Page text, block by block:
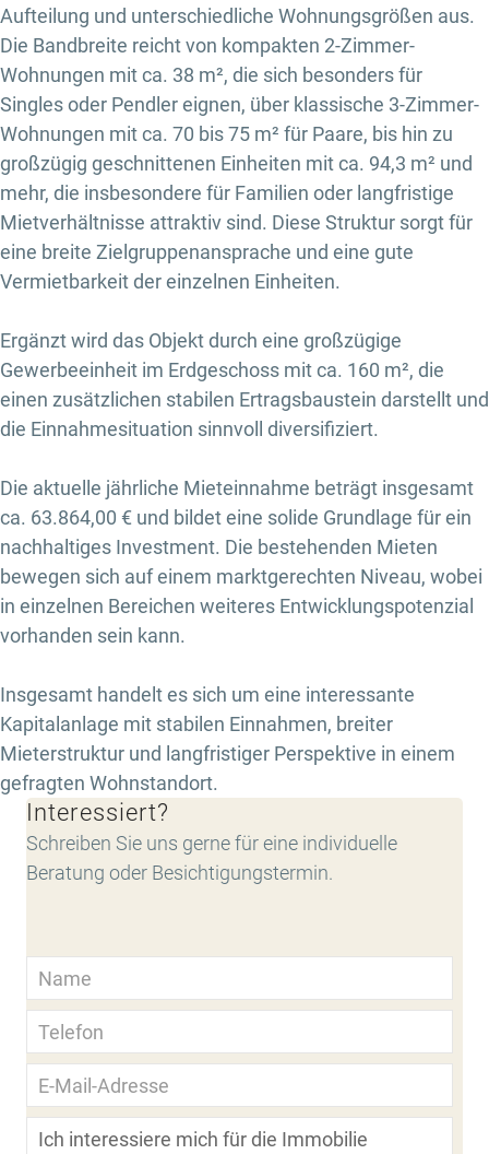
Aufteilung und unterschiedliche Wohnungsgrößen aus.
Die Bandbreite reicht von kompakten 2-Zimmer-
Wohnungen mit ca. 38 m², die sich besonders für
Singles oder Pendler eignen, über klassische 3-Zimmer-
Wohnungen mit ca. 70 bis 75 m² für Paare, bis hin zu
großzügig geschnittenen Einheiten mit ca. 94,3 m² und
mehr, die insbesondere für Familien oder langfristige
Mietverhältnisse attraktiv sind. Diese Struktur sorgt für
eine breite Zielgruppenansprache und eine gute
Vermietbarkeit der einzelnen Einheiten.
Ergänzt wird das Objekt durch eine großzügige
Gewerbeeinheit im Erdgeschoss mit ca. 160 m², die
einen zusätzlichen stabilen Ertragsbaustein darstellt und
die Einnahmesituation sinnvoll diversifiziert.
Die aktuelle jährliche Mieteinnahme beträgt insgesamt
ca. 63.864,00 € und bildet eine solide Grundlage für ein
nachhaltiges Investment. Die bestehenden Mieten
bewegen sich auf einem marktgerechten Niveau, wobei
in einzelnen Bereichen weiteres Entwicklungspotenzial
vorhanden sein kann.
Insgesamt handelt es sich um eine interessante
Kapitalanlage mit stabilen Einnahmen, breiter
Mieterstruktur und langfristiger Perspektive in einem
gefragten Wohnstandort.
Interessiert?
Schreiben Sie uns gerne für eine individuelle
Beratung oder Besichtigungstermin.